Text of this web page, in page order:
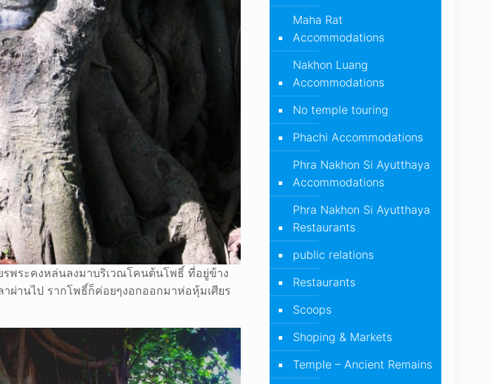
พระคงหล่นลงมาบริเวณโคนต้นโพธิ์ ที่อยู่ข้าง
ผ่านไป รากโพธิ์ก็ค่อยๆงอกออกมาห่อหุ้มเศียร
Maha Rat
Accommodations
Nakhon Luang
Accommodations
No temple touring
Phachi Accommodations
Phra Nakhon Si Ayutthaya
Accommodations
Phra Nakhon Si Ayutthaya
Restaurants
public relations
Restaurants
Scoops
Shoping & Markets
Temple – Ancient Remains